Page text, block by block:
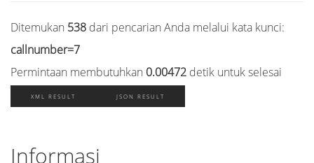
Ditemukan 538 dari pencarian Anda melalui kata kunci:
callnumber=7
Permintaan membutuhkan 0.00472 detik untuk selesai
XML RESULT JSON RESULT
Informasi